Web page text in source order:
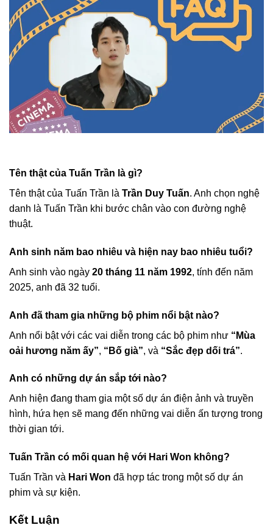
Tên thật của Tuấn Trần là gì?
Tên thật của Tuấn Trần là Trần Duy Tuấn. Anh chọn nghệ
danh là Tuấn Trần khi bước chân vào con đường nghệ
thuật.
Anh sinh năm bao nhiêu và hiện nay bao nhiêu tuổi?
Anh sinh vào ngày 20 tháng 11 năm 1992, tính đến năm
2025, anh đã 32 tuổi.
Anh đã tham gia những bộ phim nổi bật nào?
Anh nổi bật với các vai diễn trong các bộ phim như “Mùa
oải hương năm ấy”, “Bố già”, và “Sắc đẹp dối trá”.
Anh có những dự án sắp tới nào?
Anh hiện đang tham gia một số dự án điện ảnh và truyền
hình, hứa hẹn sẽ mang đến những vai diễn ấn tượng trong
thời gian tới.
Tuấn Trần có mối quan hệ với Hari Won không?
Tuấn Trần và Hari Won đã hợp tác trong một số dự án
phim và sự kiện.
Kết Luận